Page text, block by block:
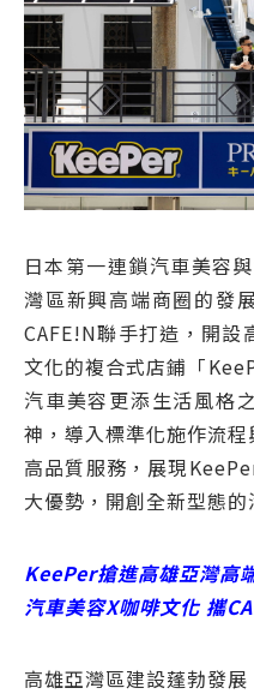
日本第一連鎖汽車美容
灣區新興高端商圈的發
CAFE!N聯手打造，開設
文化的複合式店鋪「
汽車美容更添生活風格
神，導入標準化施作流
高品質服務，展現
大優勢，開創全新型態的
KeePer搶進高雄亞灣高
汽車美容X咖啡文化 攜
高雄亞灣區建設蓬勃發